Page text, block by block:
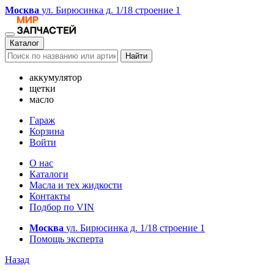
Москва ул. Бирюсинка д. 1/18 строение 1
Каталог
Найти
аккумулятор
щетки
масло
Гараж
Корзина
Войти
О нас
Каталоги
Масла и тех жидкости
Контакты
Подбор по VIN
Москва ул. Бирюсинка д. 1/18 строение 1
Помощь эксперта
Назад